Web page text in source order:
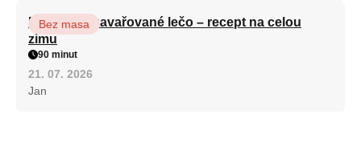
Babiččino zavařované lečo – recept na celou
zimu
Bez masa
90 minut
21. 07. 2026
Jan